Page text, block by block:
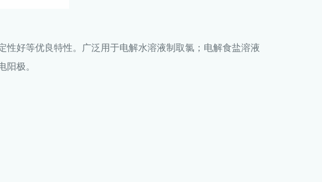
好等优良特性。广泛用于电解水溶液制取氯；电解食盐溶液
极。